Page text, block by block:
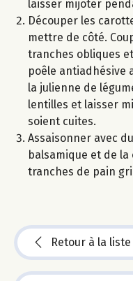
laisser mijoter
Découper les
mettre de côté.
tranches obliques
poêle antiadhésive
la julienne de
lentilles et laisser
soient cuites.
Assaisonner avec
balsamique et de
tranches de pain
Retour à la liste